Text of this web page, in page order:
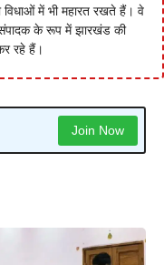
में भी महारत रखते हैं। वे
के रूप में झारखंड की
रहे हैं।
Join Now